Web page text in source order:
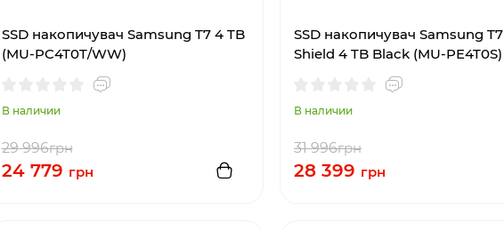
SSD накопичувач Samsung T7 4 TB
(MU-PC4T0T/WW)
В наличии
29 996грн
24 779 грн
SSD накопичувач Samsung T7
Shield 4 TB Black (MU-PE4T0S)
В наличии
31 996грн
28 399 грн